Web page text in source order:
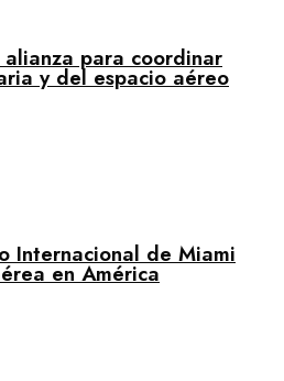
alianza para coordinar
y del espacio aéreo
Internacional de Miami
en América